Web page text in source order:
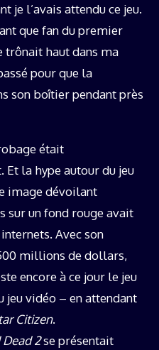
je l’avais attendu ce jeu.
que fan du premier
haut dans ma
pour que la
son boîtier pendant près
était
la hype autour du jeu
image dévoilant
sur un fond rouge avait
Avec son
millions de dollars,
encore à ce jour le jeu
jeu vidéo – en attendant
Citizen.
Dead 2se présentait